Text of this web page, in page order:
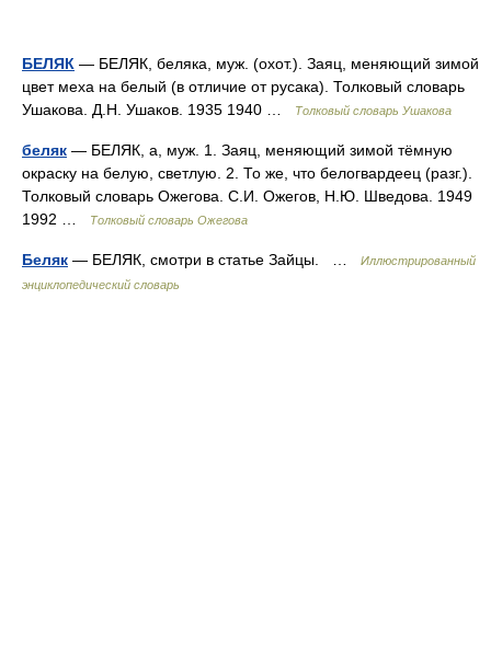
БЕЛЯК — БЕЛЯК, беляка, муж. (охот.). Заяц, меняющий зимой
цвет меха на белый (в отличие от русака). Толковый словарь
Ушакова. Д.Н. Ушаков. 1935 1940 …
Толковый словарь Ушакова
беляк — БЕЛЯК, а, муж. 1. Заяц, меняющий зимой тёмную
окраску на белую, светлую. 2. То же, что белогвардеец (разг.).
Толковый словарь Ожегова. С.И. Ожегов, Н.Ю. Шведова. 1949
1992 …
Толковый словарь Ожегова
Беляк — БЕЛЯК, смотри в статье Зайцы. …
Иллюстрированный
энциклопедический словарь